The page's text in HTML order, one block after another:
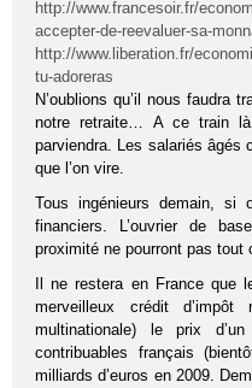
http://www.francesoir.fr/
accepter-de-reevaluer-sa-
http://www.liberation.fr/
tu-adoreras
N’oublions qu’il nous faudra
notre retraite… A ce train
parviendra. Les salariés âgés
que l’on vire.
Tous ingénieurs demain, si
financiers. L’ouvrier de
proximité ne pourront pas tout
Il ne restera en France que
merveilleux crédit
multinationale) le prix
contribuables français
milliards d’euros en 2009.